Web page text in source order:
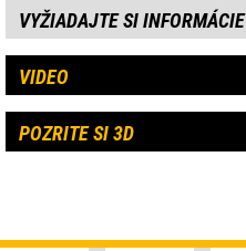
VYŽIADAJTE SI INFORMÁCIE
VIDEO
POZRITE SI 3D